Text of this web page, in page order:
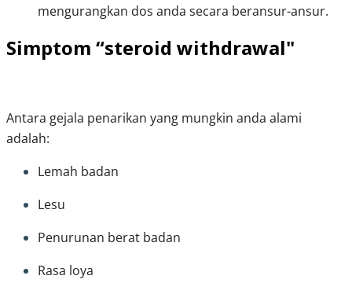
mengurangkan dos anda secara beransur-ansur.
Simptom “steroid withdrawal"
Antara gejala penarikan yang mungkin anda alami
adalah:
Lemah badan
Lesu
Penurunan berat badan
Rasa loya